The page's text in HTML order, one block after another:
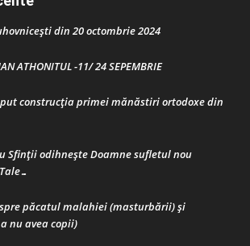
din 20 octombrie 2024
ATHONITUL -11/ 24 SEPEMBRIE
construcţia primei mănăstiri ortodoxe din
Sfinții odihnește Doamne sufletul nou
păcatul malahiei (masturbării) şi
nu avea copii)